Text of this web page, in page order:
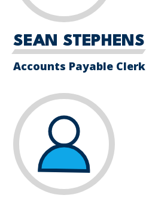
SEAN STEPHENS
Accounts Payable Clerk